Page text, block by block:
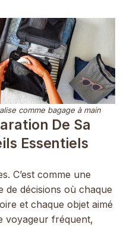
comme bagage à main
De Sa
Essentiels
C’est comme une
de décisions où chaque
et chaque objet aimé
voyageur fréquent,